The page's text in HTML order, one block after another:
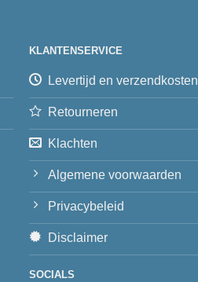
KLANTENSERVICE
Levertijd en verzendkosten
Retourneren
Klachten
Algemene voorwaarden
Privacybeleid
Disclaimer
SOCIALS